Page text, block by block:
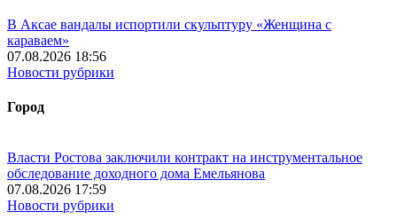
В Аксае вандалы испортили скульптуру «Женщина с
караваем»
07.08.2026 18:56
Новости рубрики
Город
Власти Ростова заключили контракт на инструментальное
обследование доходного дома Емельянова
07.08.2026 17:59
Новости рубрики